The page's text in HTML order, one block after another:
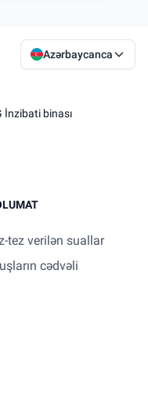
Azərbaycanca
İnzibati binası
tez verilən suallar
cədvəli